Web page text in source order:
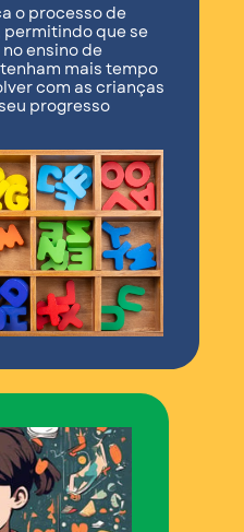
o processo de
que se
ensino de
mais tempo
com as crianças
progresso